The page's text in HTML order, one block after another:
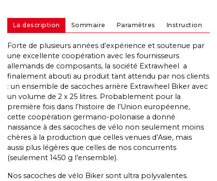
La description Sommaire Paramètres Instruction
Forte de plusieurs années d’expérience et soutenue par
une excellente coopération avec les fournisseurs
allemands de composants, la société Extrawheel a
finalement abouti au produit tant attendu par nos clients
: un ensemble de sacoches arrière Extrawheel Biker avec
un volume de 2 x 25 litres. Probablement pour la
première fois dans l’histoire de l’Union européenne,
cette coopération germano-polonaise a donné
naissance à des sacoches de vélo non seulement moins
chères à la production que celles venues d’Asie, mais
aussi plus légères que celles de nos concurrents
(seulement 1450 g l’ensemble).
Nos sacoches de vélo Biker sont ultra polyvalentes.